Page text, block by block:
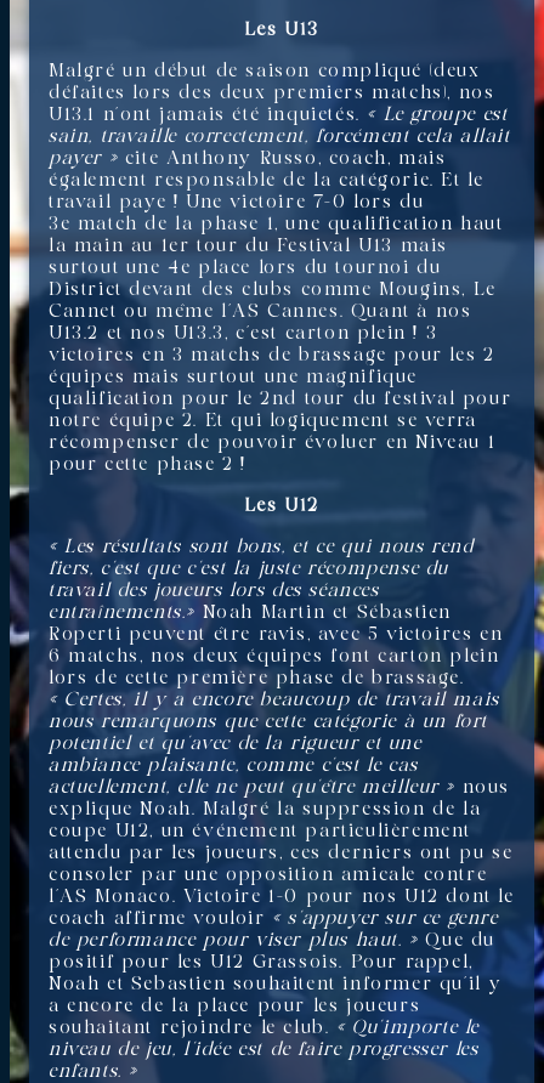
Les U13
Malgré un début de saison compliqué (deux
défaites lors des deux premiers matchs), nos
U13.1 n’ont jamais été inquietés. « Le groupe est
sain, travaille correctement, forcément cela allait
payer » cite Anthony Russo, coach, mais
également responsable de la catégorie. Et le
travail paye ! Une victoire 7-0 lors du
3e match de la phase 1, une qualification haut
la main au 1er tour du Festival U13 mais
surtout une 4e place lors du tournoi du
District devant des clubs comme Mougins, Le
Cannet ou même l’AS Cannes. Quant à nos
U13.2 et nos U13.3, c’est carton plein ! 3
victoires en 3 matchs de brassage pour les 2
équipes mais surtout une magnifique
qualification pour le 2nd tour du festival pour
notre équipe 2. Et qui logiquement se verra
récompenser de pouvoir évoluer en Niveau 1
pour cette phase 2 !
Les U12
« Les résultats sont bons, et ce qui nous rend
fiers, c’est que c’est la juste récompense du
travail des joueurs lors des séances
entraînements.» Noah Martin et Sébastien
Roperti peuvent être ravis, avec 5 victoires en
6 matchs, nos deux équipes font carton plein
lors de cette première phase de brassage.
« Certes, il y a encore beaucoup de travail mais
nous remarquons que cette catégorie à un fort
potentiel et qu’avec de la rigueur et une
ambiance plaisante, comme c’est le cas
actuellement, elle ne peut qu’être meilleur » nous
explique Noah. Malgré la suppression de la
coupe U12, un événement particulièrement
attendu par les joueurs, ces derniers ont pu se
consoler par une opposition amicale contre
l’AS Monaco. Victoire 1-0 pour nos U12 dont le
coach affirme vouloir « s’appuyer sur ce genre
de performance pour viser plus haut. »Que du
positif pour les U12 Grassois. Pour rappel,
Noah et Sebastien souhaitent informer qu’il y
a encore de la place pour les joueurs
souhaitant rejoindre le club. « Qu’importe le
niveau de jeu, l’idée est de faire progresser les
enfants. »